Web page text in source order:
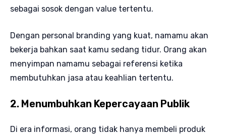
sebagai sosok dengan value tertentu.
Dengan personal branding yang kuat, namamu akan
bekerja bahkan saat kamu sedang tidur. Orang akan
menyimpan namamu sebagai referensi ketika
membutuhkan jasa atau keahlian tertentu.
2. Menumbuhkan Kepercayaan Publik
Di era informasi, orang tidak hanya membeli produk